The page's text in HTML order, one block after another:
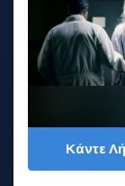
Κάντε